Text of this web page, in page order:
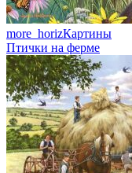
more_horizКартины
Птички на ферме